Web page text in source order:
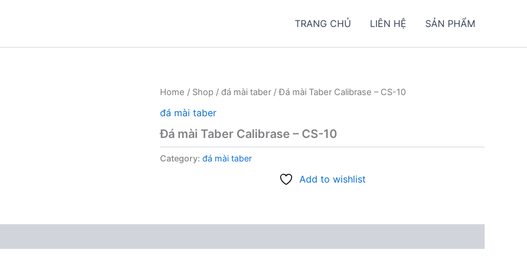
TRANG CHỦ LIÊN HỆ SẢN PHẨM
Home / Shop / đá mài taber / Đá mài Taber Calibrase – CS-10
đá mài taber
Đá mài Taber Calibrase – CS-10
Category: đá mài taber
Add to wishlist